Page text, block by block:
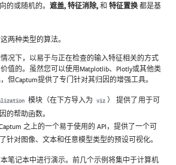
的或随机的。遮盖, 特征消除, 和特征置换 都是基
两种类型的算法。
况下，以易于与正在检查的输入特征相关的方式
值的。虽然您可以使用Matplotlib、Plotly或其他类
但Captum提供了专门针对其归因的增强工具。
模块（在下方导入为 viz ） 提供了用于可
的帮助函数。
之上的一个易于使用的 API，提供了一个可
针对图像、文本和任意模型类型的预设可视化。
笔记本中进行演示。前几个示例将集中于计算机